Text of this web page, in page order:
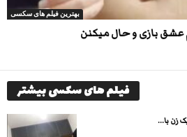
بهترین فیلم های سکسی
عشق بازی و حال میکنن
فیلم های سکسی بیشتر
زن با...